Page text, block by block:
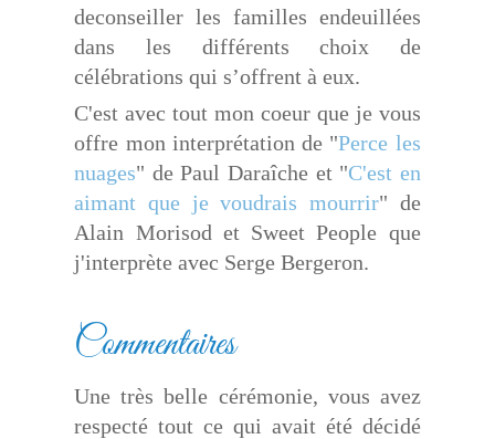
deconseiller les familles endeuillées
dans les différents choix de
célébrations qui s’offrent à eux.
C'est avec tout mon coeur que je vous
offre mon interprétation de "Perce les
nuages" de Paul Daraîche et "C'est en
aimant que je voudrais mourrir" de
Alain Morisod et Sweet People que
j'interprète avec Serge Bergeron.
Commentaires
Une très belle cérémonie, vous avez
respecté tout ce qui avait été décidé